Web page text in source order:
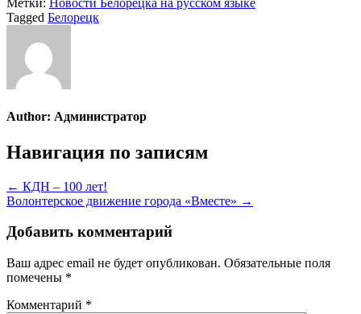
Метки: Новости Белорецка на русском языке
Tagged Белорецк
Author: Администратор
Навигация по записям
← КДН – 100 лет!
Волонтерское движение города «Вместе» →
Добавить комментарий
Ваш адрес email не будет опубликован. Обязательные поля
помечены *
Комментарий *